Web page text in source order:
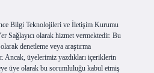
Bilgi Teknolojileri ve İletişim Kurumu
Sağlayıcı olarak hizmet vermektedir. Bu
denetleme veya araştırma
Ancak, üyelerimiz yazdıkları içeriklerin
üye olarak bu sorumluluğu kabul etmiş